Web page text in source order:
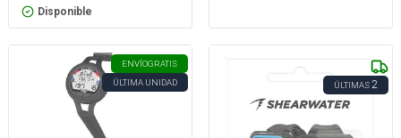
Disponible
ENVÍOGRATIS
ÚLTIMA UNIDAD
ÚLTIMAS2